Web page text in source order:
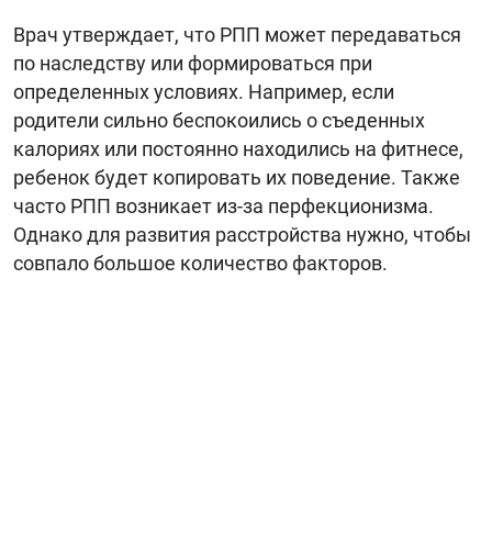
Врач утверждает, что РПП может передаваться
по наследству или формироваться при
определенных условиях. Например, если
родители сильно беспокоились о съеденных
калориях или постоянно находились на фитнесе,
ребенок будет копировать их поведение. Также
часто РПП возникает из-за перфекционизма.
Однако для развития расстройства нужно, чтобы
совпало большое количество факторов.